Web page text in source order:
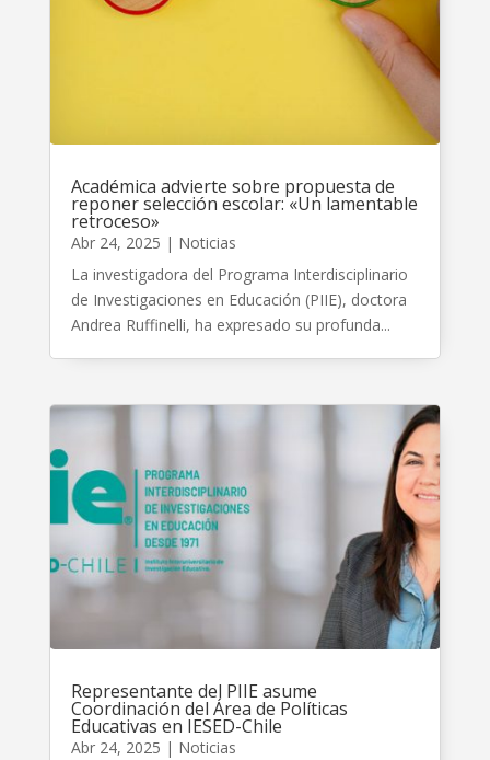
Académica advierte sobre propuesta de
reponer selección escolar: «Un lamentable
retroceso»
Abr 24, 2025 | Noticias
La investigadora del Programa Interdisciplinario
de Investigaciones en Educación (PIIE), doctora
Andrea Ruffinelli, ha expresado su profunda...
Representante del PIIE asume
Coordinación del Área de Políticas
Educativas en IESED-Chile
Abr 24, 2025 | Noticias